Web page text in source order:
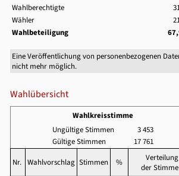
Wahlberechtigte
Wähler
Wahlbeteiligung
Eine Veröffentlichung von personenbezogenen
nicht mehr möglich.
Wahlübersicht
Wahlkreisstimme
Ungültige Stimmen
3 453
Gültige Stimmen
17 761
Nr. Wahlvorschlag Stimmen %
Verteilung
der